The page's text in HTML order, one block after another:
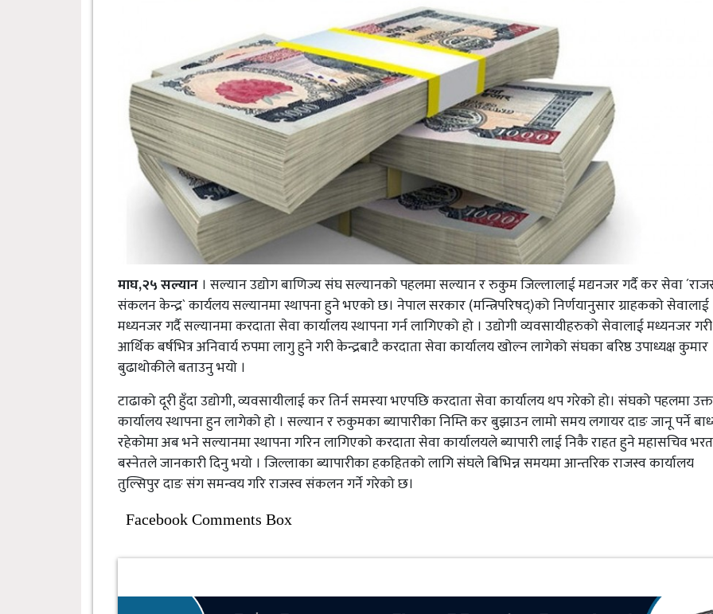
माघ,२५ सल्यान । सल्यान उद्योग बाणिज्य संघ सल्यानको पहलमा सल्यान र रुकुम जिल्लालाई मद्यनजर गर्दै कर सेवा
संकलन केन्द्र` कार्यलय सल्यानमा स्थापना हुने भएको छ। नेपाल सरकार (मन्त्रिपरिषद्)को निर्णयानुसार ग्राहकको सेवालाई
मध्यनजर गर्दै सल्यानमा करदाता सेवा कार्यालय स्थापना गर्न लागिएको हो । उद्योगी व्यवसायीहरुको सेवालाई मध्यनजर
आर्थिक बर्षभित्र अनिवार्य रुपमा लागु हुने गरी केन्द्रबाटै करदाता सेवा कार्यालय खोल्न लागेको संघका बरिष्ठ उपाध्यक्ष कुमार
बुढाथोकीले बताउनु भयो ।
टाढाको दूरी हुँदा उद्योगी, व्यवसायीलाई कर तिर्न समस्या भएपछि करदाता सेवा कार्यालय थप गरेको हो। संघको पहलमा उक्त
कार्यालय स्थापना हुन लागेको हो । सल्यान र रुकुमका ब्यापारीका निम्ति कर बुझाउन लामो समय लगायर दाङ जानू पर्ने
रहेकोमा अब भने सल्यानमा स्थापना गरिन लागिएको करदाता सेवा कार्यालयले ब्यापारी लाई निकै राहत हुने महासचिव भरत
बस्नेतले जानकारी दिनु भयो । जिल्लाका ब्यापारीका हकहितको लागि संघले बिभिन्न समयमा आन्तरिक राजस्व कार्यालय
तुल्सिपुर दाङ संग समन्वय गरि राजस्व संकलन गर्ने गरेको छ।
Facebook Comments Box